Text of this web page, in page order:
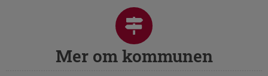
Mer om kommunen